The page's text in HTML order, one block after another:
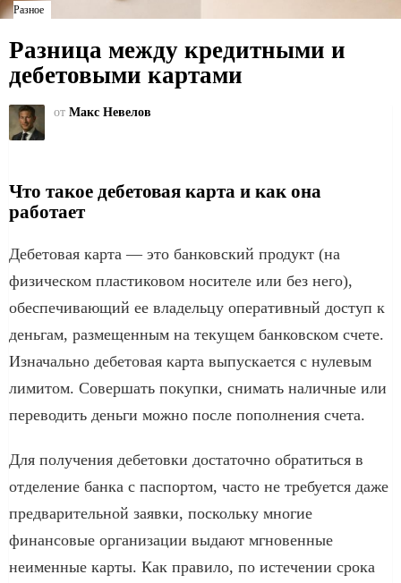
Разное
Разница между кредитными и
дебетовыми картами
от Макс Невелов
Что такое дебетовая карта и как она
работает
Дебетовая карта — это банковский продукт (на
физическом пластиковом носителе или без него),
обеспечивающий ее владельцу оперативный доступ к
деньгам, размещенным на текущем банковском счете.
Изначально дебетовая карта выпускается с нулевым
лимитом. Совершать покупки, снимать наличные или
переводить деньги можно после пополнения счета.
Для получения дебетовки достаточно обратиться в
отделение банка с паспортом, часто не требуется даже
предварительной заявки, поскольку многие
финансовые организации выдают мгновенные
неименные карты. Как правило, по истечении срока